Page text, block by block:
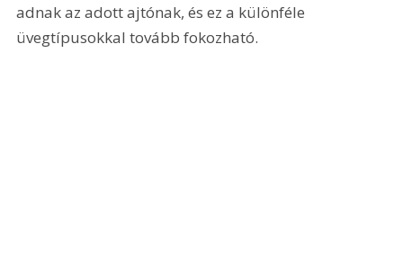
adnak az adott ajtónak, és ez a különféle
üvegtípusokkal tovább fokozható.